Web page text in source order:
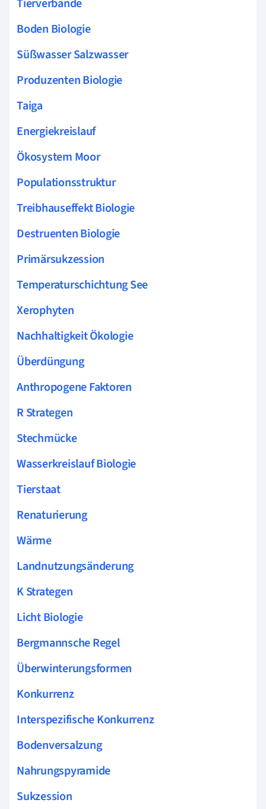
Tierverbände
Boden Biologie
Süßwasser Salzwasser
Produzenten Biologie
Taiga
Energiekreislauf
Ökosystem Moor
Populationsstruktur
Treibhauseffekt Biologie
Destruenten Biologie
Primärsukzession
Temperaturschichtung See
Xerophyten
Nachhaltigkeit Ökologie
Überdüngung
Anthropogene Faktoren
R Strategen
Stechmücke
Wasserkreislauf Biologie
Tierstaat
Renaturierung
Wärme
Landnutzungsänderung
K Strategen
Licht Biologie
Bergmannsche Regel
Überwinterungsformen
Konkurrenz
Interspezifische Konkurrenz
Bodenversalzung
Nahrungspyramide
Sukzession